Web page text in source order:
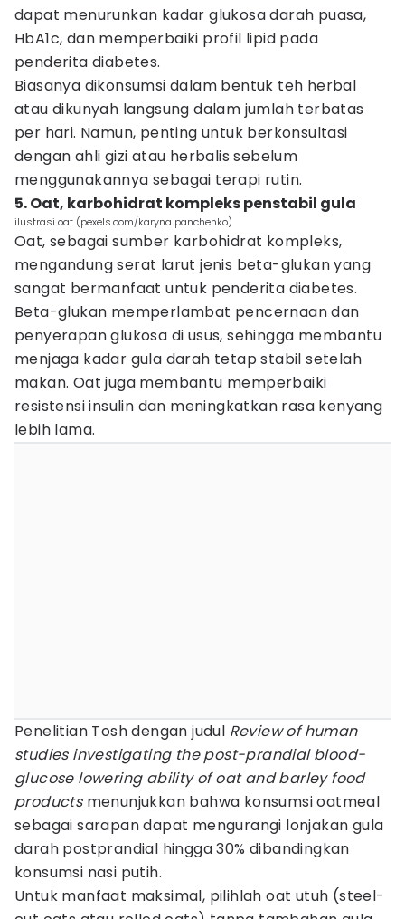
dapat menurunkan kadar glukosa darah puasa,
HbA1c, dan memperbaiki profil lipid pada
penderita diabetes.
Biasanya dikonsumsi dalam bentuk teh herbal
atau dikunyah langsung dalam jumlah terbatas
per hari. Namun, penting untuk berkonsultasi
dengan ahli gizi atau herbalis sebelum
menggunakannya sebagai terapi rutin.
5. Oat, karbohidrat kompleks penstabil gula
ilustrasi oat (pexels.com/karyna panchenko)
Oat, sebagai sumber karbohidrat kompleks,
mengandung serat larut jenis beta-glukan yang
sangat bermanfaat untuk penderita diabetes.
Beta-glukan memperlambat pencernaan dan
penyerapan glukosa di usus, sehingga membantu
menjaga kadar gula darah tetap stabil setelah
makan. Oat juga membantu memperbaiki
resistensi insulin dan meningkatkan rasa kenyang
lebih lama.
Penelitian Tosh dengan judul Review of human
studies investigating the post-prandial blood-
glucose lowering ability of oat and barley food
productsmenunjukkan bahwa konsumsi oatmeal
sebagai sarapan dapat mengurangi lonjakan gula
darah postprandial hingga 30% dibandingkan
konsumsi nasi putih.
Untuk manfaat maksimal, pilihlah oat utuh (steel-